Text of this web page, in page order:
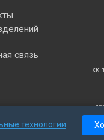
технологии.
связь
ХК